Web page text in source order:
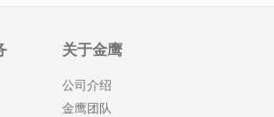
关于金鹰
公司介绍
金鹰团队